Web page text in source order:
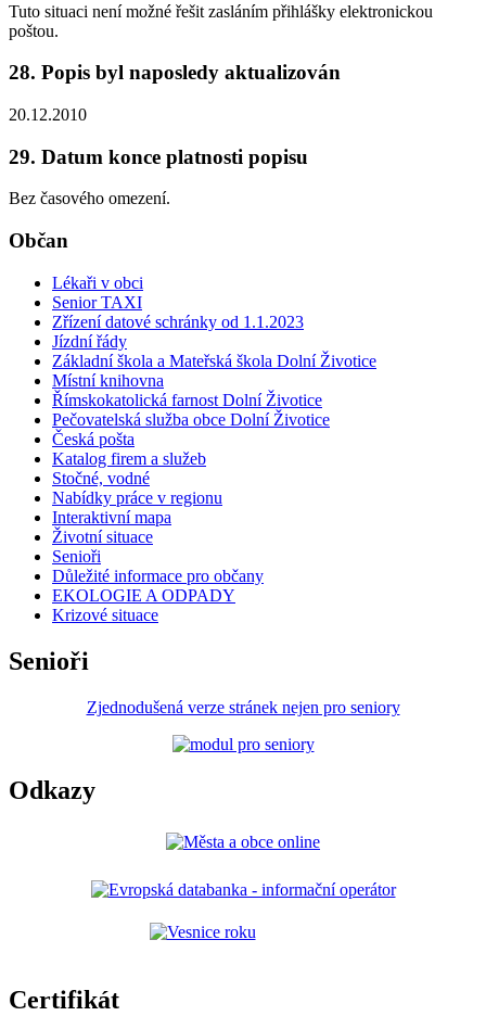
Tuto situaci není možné řešit zasláním přihlášky elektronickou
poštou.
28. Popis byl naposledy aktualizován
20.12.2010
29. Datum konce platnosti popisu
Bez časového omezení.
Občan
Lékaři v obci
Senior TAXI
Zřízení datové schránky od 1.1.2023
Jízdní řády
Základní škola a Mateřská škola Dolní Životice
Místní knihovna
Římskokatolická farnost Dolní Životice
Pečovatelská služba obce Dolní Životice
Česká pošta
Katalog firem a služeb
Stočné, vodné
Nabídky práce v regionu
Interaktivní mapa
Životní situace
Senioři
Důležité informace pro občany
EKOLOGIE A ODPADY
Krizové situace
Senioři
Zjednodušená verze stránek nejen pro seniory
Odkazy
Certifikát